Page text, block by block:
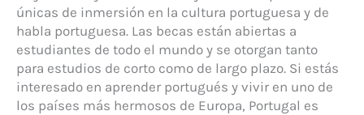
únicas de inmersión en la cultura portuguesa y de
habla portuguesa. Las becas están abiertas a
estudiantes de todo el mundo y se otorgan tanto
para estudios de corto como de largo plazo. Si estás
interesado en aprender portugués y vivir en uno de
los países más hermosos de Europa, Portugal es